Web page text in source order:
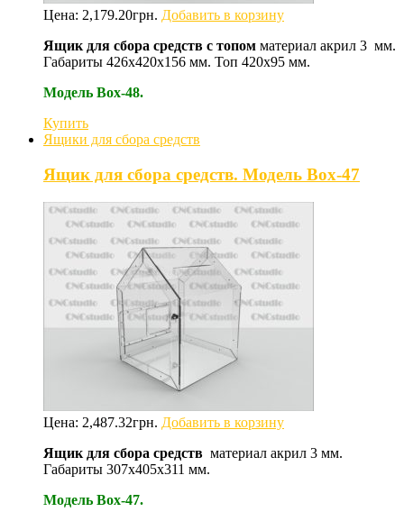
Цена: 2,179.20грн. Добавить в корзину
Ящик для сбора средств с топом материал акрил 3 мм.
Габариты 426х420х156 мм. Топ 420х95 мм.
Модель Box-48.
Купить
Ящики для сбора средств
Ящик для сбора средств. Модель Box-47
Цена: 2,487.32грн. Добавить в корзину
Ящик для сбора средств материал акрил 3 мм.
Габариты 307х405х311 мм.
Модель Box-47.